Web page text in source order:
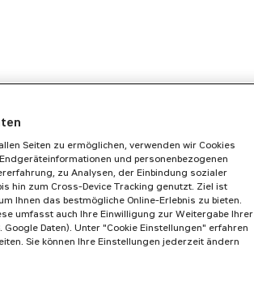
Seiten zu ermöglichen, verwenden wir Cookies
und personenbezogenen
zu Analysen, der Einbindung sozialer
hin zum Cross-Device Tracking genutzt. Ziel ist
Ihnen das bestmögliche Online-Erlebnis zu bieten.
umfasst auch Ihre Einwilligung zur Weitergabe Ihrer
Daten). Unter "Cookie Einstellungen" erfahren
Sie können Ihre Einstellungen jederzeit ändern